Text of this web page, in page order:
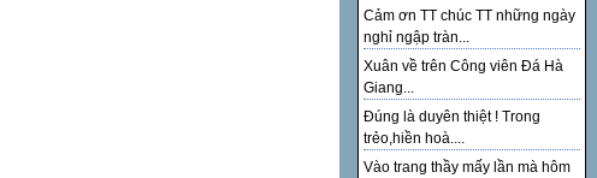
Cảm ơn TT chúc TT những ngày
nghỉ ngập tràn...
Xuân về trên Công viên Đá Hà
Giang...
Đúng là duyên thiệt ! Trong
trẻo,hiền hoà....
Vào trang thầy mấy lần mà hôm